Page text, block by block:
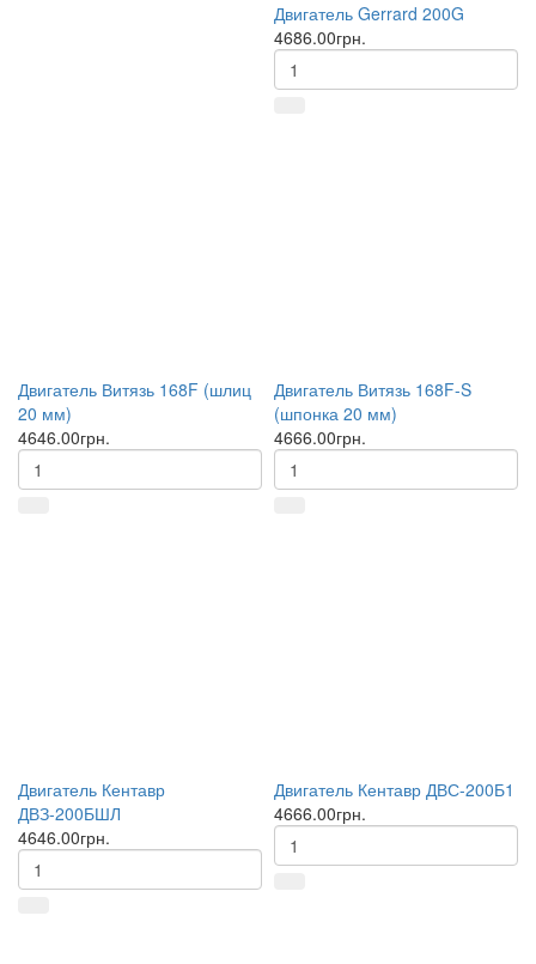
Двигатель Gerrard 200G
4686.00грн.
Двигатель Витязь 168F (шлиц
20 мм)
4646.00грн.
Двигатель Витязь 168F-S
(шпонка 20 мм)
4666.00грн.
Двигатель Кентавр
ДВЗ-200БШЛ
4646.00грн.
Двигатель Кентавр ДВС-200Б1
4666.00грн.